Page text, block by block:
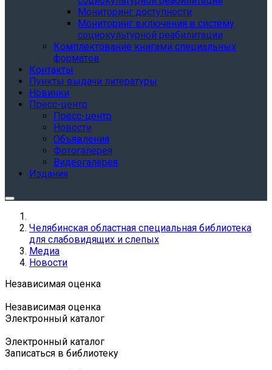
Мониторинг доступности
Мониторинг включения в систему
социокультурной реабилитации
Комплектование книгами специальных
форматов
Контакты
Пункты выдачи литературы
Новинки
Пресс-центр
Пресс-центр
Новости
Объявления
Фотогалерея
Видеогалерея
Издания
Челябинская областная специальная библиотека
для слабовидящих и слепых
Медиа
Новости
Независимая оценка
Независимая оценка
Электронный каталог
Электронный каталог
Записаться в библиотеку